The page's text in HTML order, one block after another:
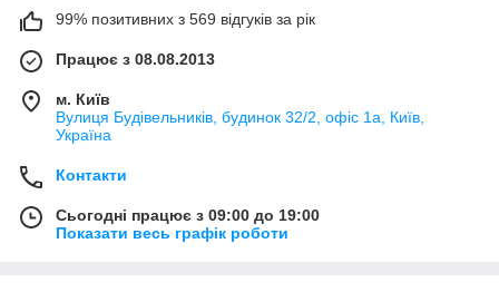
99% позитивних з 569 відгуків за рік
Працює з 08.08.2013
м. Київ
Вулиця Будівельників, будинок 32/2, офіс 1а, Київ,
Україна
Контакти
Сьогодні працює з 09:00 до 19:00
Показати весь графік роботи